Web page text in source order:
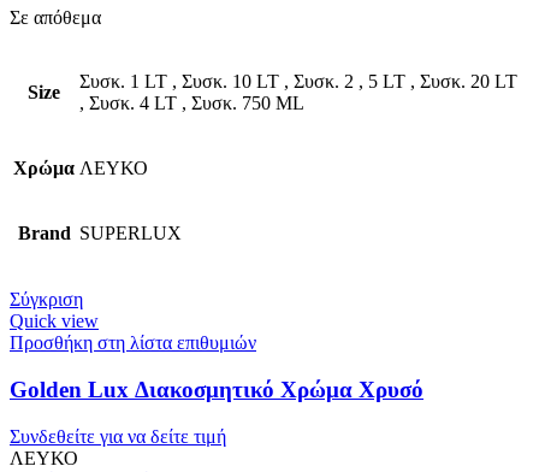
Σε απόθεμα
Size
Συσκ. 1 LT , Συσκ. 10 LT , Συσκ. 2 , 5 LT , Συσκ. 20 LT
, Συσκ. 4 LT , Συσκ. 750 ML
Χρώμα ΛΕΥΚΟ
Brand SUPERLUX
Σύγκριση
Quick view
Προσθήκη στη λίστα επιθυμιών
Golden Lux Διακοσμητικό Χρώμα Χρυσό
Συνδεθείτε για να δείτε τιμή
ΛΕΥΚΟ